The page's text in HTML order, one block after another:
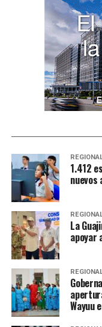
1.412
nuevos
La
apoyar
Wayuu